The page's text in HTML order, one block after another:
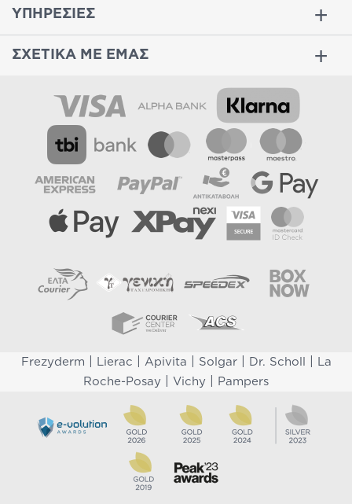
ΥΠΗΡΕΣΙΕΣ
ΣΧΕΤΙΚΑ ΜΕ ΕΜΑΣ
Frezyderm Lierac Apivita Solgar| Dr. Scholl
La
Roche-Posay
Vichy Pampers